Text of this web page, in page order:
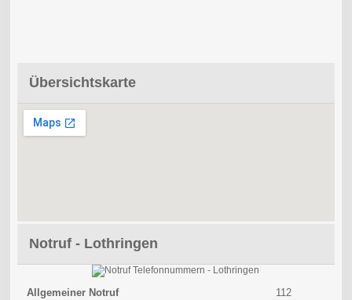
Übersichtskarte
Notruf - Lothringen
Allgemeiner Notruf
112